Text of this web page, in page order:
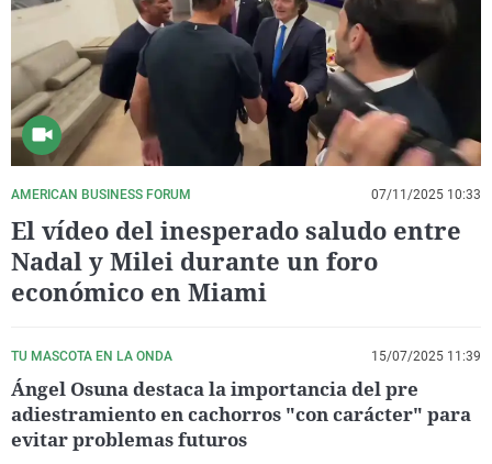
La rosa de los vientos
Gente viajera
Como el perro y el
Caso
Retornados
Equipo de
Operación Viuda
Extremadura
Galicia
La Rioja
Navarra
País Vasco
Virales
Televisión
Elecciones
AMERICAN BUSINESS FORUM 07/11/2025 10:33
El vídeo del inesperado saludo entre
Nadal y Milei durante un foro
económico en Miami
TU MASCOTA EN LA ONDA 15/07/2025 11:39
Ángel Osuna destaca la importancia del pre
adiestramiento en cachorros "con carácter" para
evitar problemas futuros